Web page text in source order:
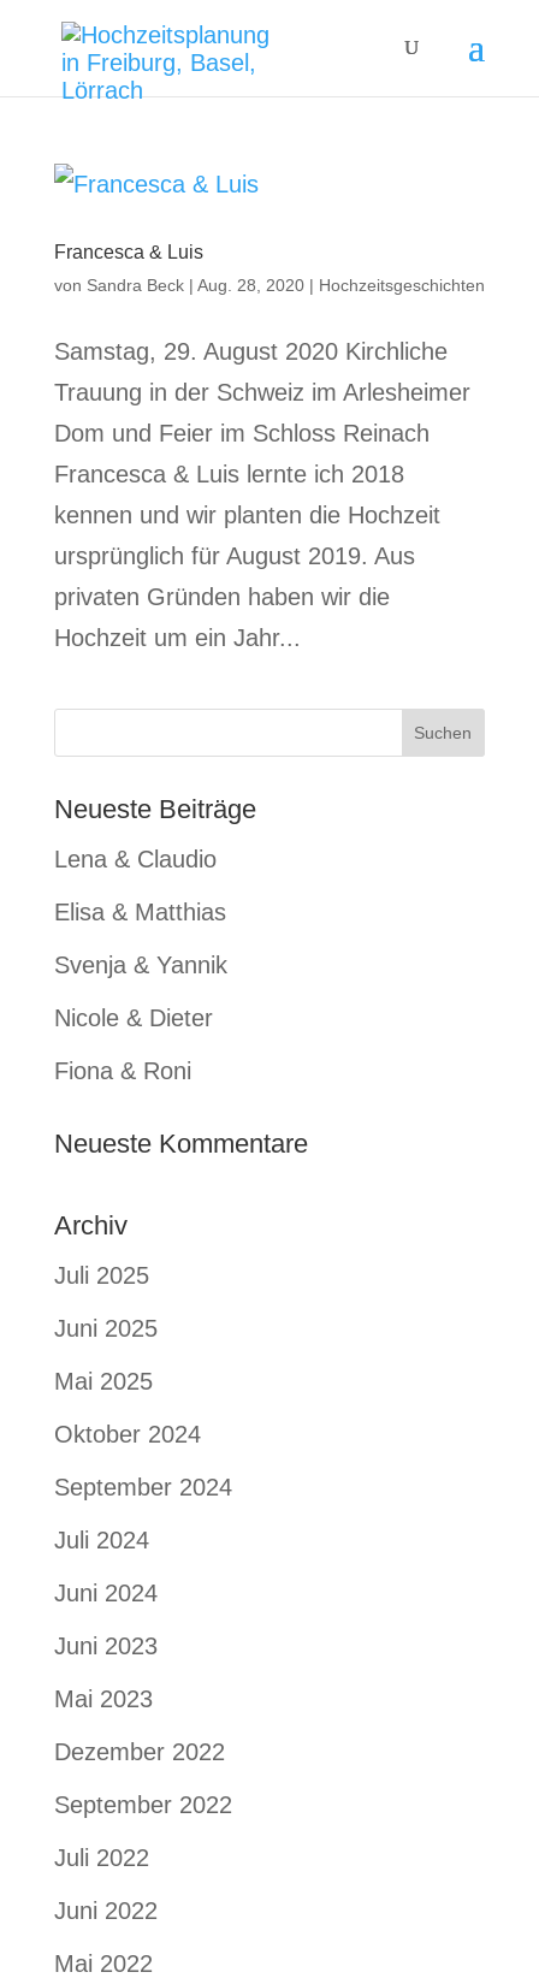
Francesca & Luis
von Sandra Beck| Aug. 28, 2020| Hochzeitsgeschichten
Samstag, 29. August 2020 Kirchliche
Trauung in der Schweiz im Arlesheimer
Dom und Feier im Schloss Reinach
Francesca & Luis lernte ich 2018
kennen und wir planten die Hochzeit
ursprünglich für August 2019. Aus
privaten Gründen haben wir die
Hochzeit um ein Jahr...
Neueste Beiträge
Lena & Claudio
Elisa & Matthias
Svenja & Yannik
Nicole & Dieter
Fiona & Roni
Neueste Kommentare
Archiv
Juli 2025
Juni 2025
Mai 2025
Oktober 2024
September 2024
Juli 2024
Juni 2024
Juni 2023
Mai 2023
Dezember 2022
September 2022
Juli 2022
Juni 2022
Mai 2022